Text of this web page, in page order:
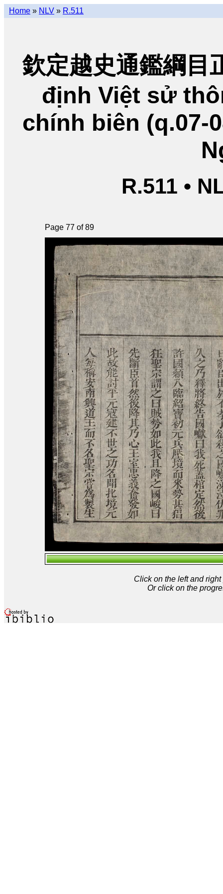
Home » NLV » R.511
欽定越史通鑑綱目
định Việt sử
chính biên (q.07-
R.511 •
Page 77 of 89
Click on the left and
Or click on the